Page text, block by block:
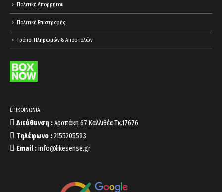
Πολιτική Απορρήτου
Πολιτική Επιστροφής
Τρόποι Πληρωμών & Αποστολών
ΕΠΙΚΟΙΝΩΝΙΑ
Διεύθυνση :Αραπάκη 67 Καλλιθέα Τκ.17676
Τηλέφωνο :2155205593
Email :info@likesense.gr